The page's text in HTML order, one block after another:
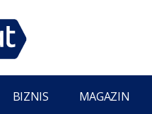
BIZNIS MAGAZIN